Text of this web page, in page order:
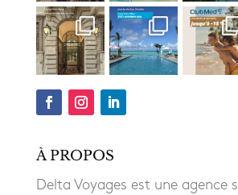
À PROPOS
Delta Voyages est une agence